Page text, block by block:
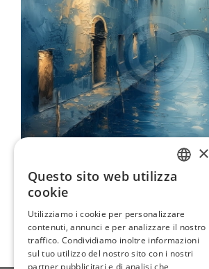
129,00 €
GERMAN
FRENCH
×
Questo sito web utilizza
cookie
Utilizziamo i cookie per personalizzare
contenuti, annunci e per analizzare il nostro
traffico. Condividiamo inoltre informazioni
sul tuo utilizzo del nostro sito con i nostri
partner pubblicitari e di analisi che